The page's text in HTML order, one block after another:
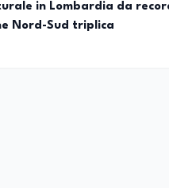
in Lombardia da
Nord-Sud triplica